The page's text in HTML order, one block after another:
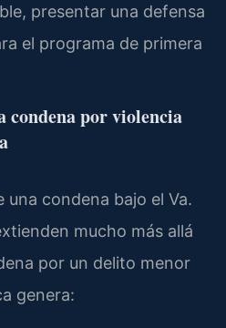
presentar una defensa
el programa de primera
condena por violencia
una condena bajo el Va.
mucho más allá
por un delito menor
genera: